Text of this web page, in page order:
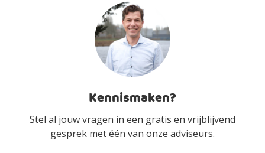
Kennismaken?
Stel al jouw vragen in een gratis en vrijblijvend
gesprek met één van onze adviseurs.